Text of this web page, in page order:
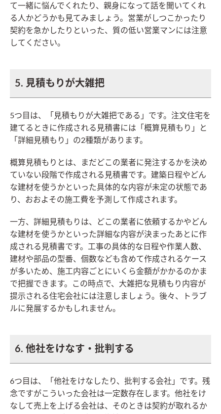
て一緒に悩んでくれたり、親身になって話を聞いてくれ
る人かどうかも見てみましょう。営業がしつこかったり
契約を急かしたりといった、質の低い営業マンには注意
してください。
5. 見積もりが大雑把
5つ目は、「見積もりが大雑把である」です。注文住宅を
建てるときに作成される見積書には「概算見積もり」と
「詳細見積もり」の2種類があります。
概算見積もりとは、まだどこの業者に発注するかを決め
ていない段階で作成される見積書です。建築日程やどん
な建材を使うかといった具体的な内容が未定の状態であ
り、おおよその施工費を予測して作成されます。
一方、詳細見積もりは、どこの業者に依頼するかやどん
な建材を使うかといった詳細な内容が決まったあとに作
成される見積書です。工事の具体的な日程や作業人数、
建材や部品の型番、個数なども含めて作成されるケース
が多いため、施工内容ごとにいくら金額がかかるのかま
で把握できます。この時点で、大雑把な見積もり内容が
提示される住宅会社には注意しましょう。後々、トラブ
ルに発展するかもしれません。
6. 他社をけなす・批判する
6つ目は、「他社をけなしたり、批判する会社」です。残
念ですがこういった会社は一定数存在します。他社をけ
なして売上を上げる会社は、そのときは契約が取れるか